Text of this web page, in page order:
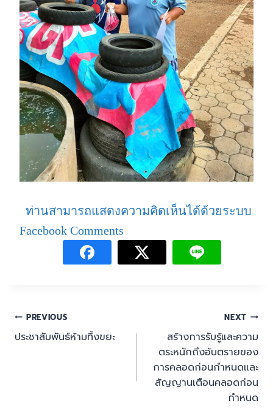
ท่านสามารถแสดงความคิดเห็นได้ด้วยระบบ
Facebook Comments
PREVIOUS
ประชาสัมพันธ์ห้ามทิ้งขยะ
NEXT
สร้างการรับรู้และความ
ตระหนักถึงอันตรายของ
การคลอดก่อนกำหนดและ
สัญญานเตือนคลอดก่อน
กำหนด